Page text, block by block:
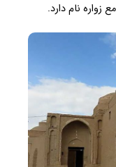
نام دارد.